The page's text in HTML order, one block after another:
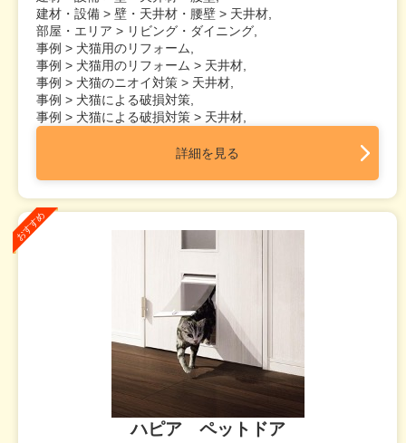
建材・設備 > 壁・天井材・腰壁 > 天井材,
部屋・エリア > リビング・ダイニング,
事例 > 犬猫用のリフォーム,
事例 > 犬猫用のリフォーム > 天井材,
事例 > 犬猫のニオイ対策 > 天井材,
事例 > 犬猫による破損対策,
事例 > 犬猫による破損対策 > 天井材,
詳細を見る
ハピア ペットドア